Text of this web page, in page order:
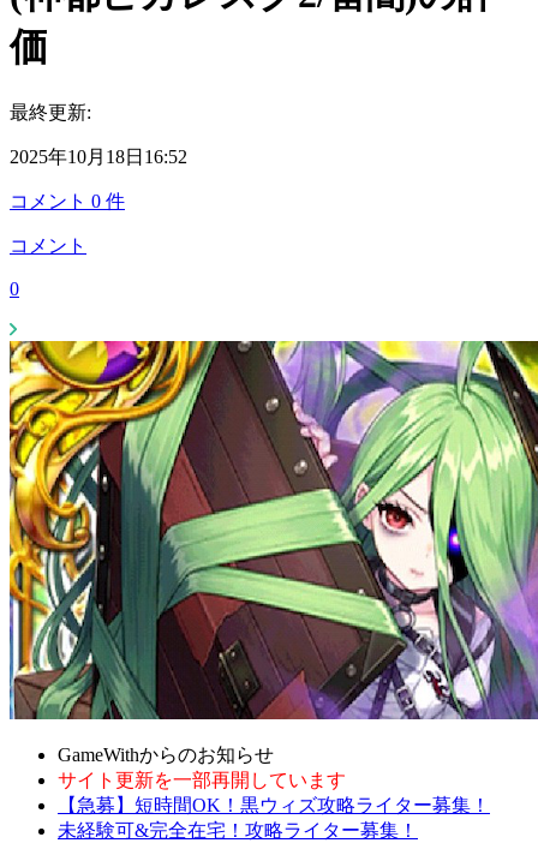
価
最終更新:
2025年10月18日16:52
コメント 0 件
コメント
0
GameWithからのお知らせ
サイト更新を一部再開しています
【急募】短時間OK！黒ウィズ攻略ライター募集！
未経験可&完全在宅！攻略ライター募集！